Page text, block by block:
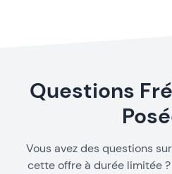
Questions
Vous avez des questions
cette offre à durée limitée